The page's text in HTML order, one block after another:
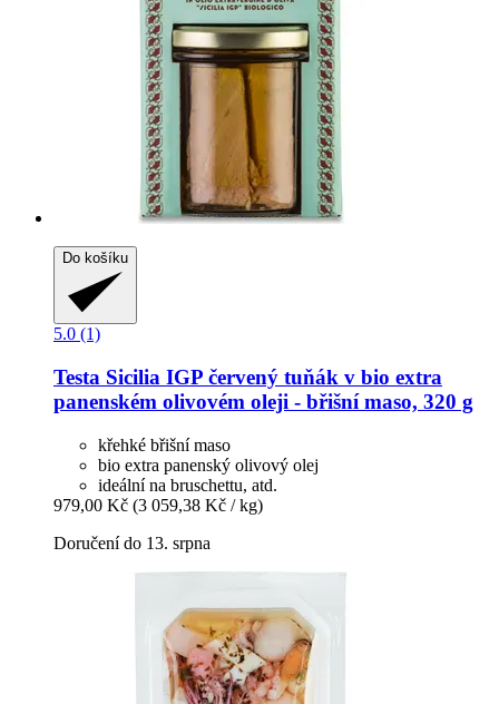
Do košíku
5.0 (1)
Testa Sicilia IGP červený tuňák v bio extra
panenském olivovém oleji -​ břišní maso, 320 g
křehké břišní maso
bio extra panenský olivový olej
ideální na bruschettu, atd.
979,00 Kč (3 059,38 Kč / kg)
Doručení do 13. srpna